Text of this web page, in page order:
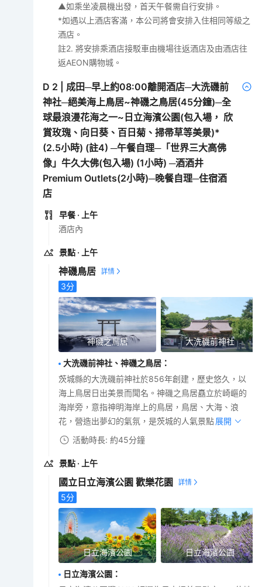
▲如乘坐凌晨機出發，首天午餐需自行安排。
*如遇以上酒店客滿，本公司將會安排入住相同等級之
酒店。
註2. 將安排乘酒店接駁車由機場往返酒店及由酒店往
返AEON購物城。
D 2
成田─早上約08:00離開酒店─大洗磯前
神社─絕美海上鳥居~神磯之鳥居(45分鐘)─全
球最浪漫花海之一~日立海濱公園(包入場， 欣
賞玫瑰、向日葵、百日菊、掃帚草等美景)*
(2.5小時) (註4) ─午餐自理─「世界三大高佛
像」牛久大佛(包入場) (1小時) ─酒酒井
Premium Outlets(2小時)─晚餐自理─住宿酒
店
早餐 · 上午
酒店內
景點 · 上午
神磯鳥居
3分
神磯之鳥居 大洗磯前神社
大洗磯前神社、神磯之鳥居 ：
茨城縣的大洗磯前神社於856年創建，歷史悠久，以
海上鳥居日出美景而聞名。神磯之鳥居矗立於崎嶇的
海岸旁，意指神明海岸上的鳥居，鳥居、大海、浪
花，營造出夢幻的氣氛，是茨城的人氣景點。展開
活動時長: 約45分鐘
景點 · 上午
國立日立海濱公園 歡樂花園
5分
日立海濱公園 日立海濱公園
日立海濱公園 ：